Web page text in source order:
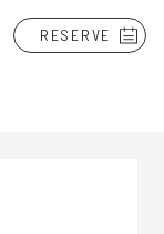
RESERVE